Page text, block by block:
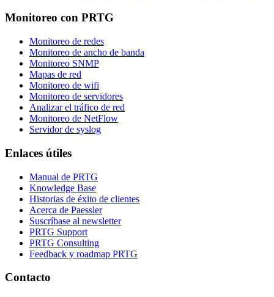
Monitoreo con PRTG
Monitoreo de redes
Monitoreo de ancho de banda
Monitoreo SNMP
Mapas de red
Monitoreo de wifi
Monitoreo de servidores
Analizar el tráfico de red
Monitoreo de NetFlow
Servidor de syslog
Enlaces útiles
Manual de PRTG
Knowledge Base
Historias de éxito de clientes
Acerca de Paessler
Suscríbase al newsletter
PRTG Support
PRTG Consulting
Feedback y roadmap PRTG
Contacto